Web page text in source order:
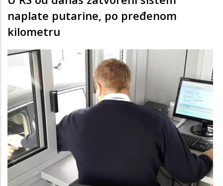
naplate putarine, po pređenom
kilometru